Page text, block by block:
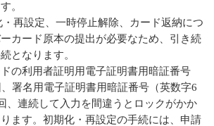
。
再設定、一時停止解除、カード返納につ
カード原本の提出が必要なため、引き続
となります。
の利用者証明用電子証明書用暗証番号
、署名用電子証明書用暗証番号（英数字6
、連続して入力を間違うとロックがかか
ます。初期化・再設定の手続には、申請